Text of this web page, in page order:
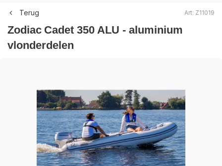
Terug Art: Z11019
Zodiac Cadet 350 ALU - aluminium
vlonderdelen